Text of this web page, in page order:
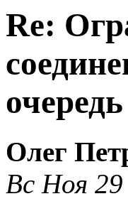
Re:
очередь
Олег
Вс Ноя